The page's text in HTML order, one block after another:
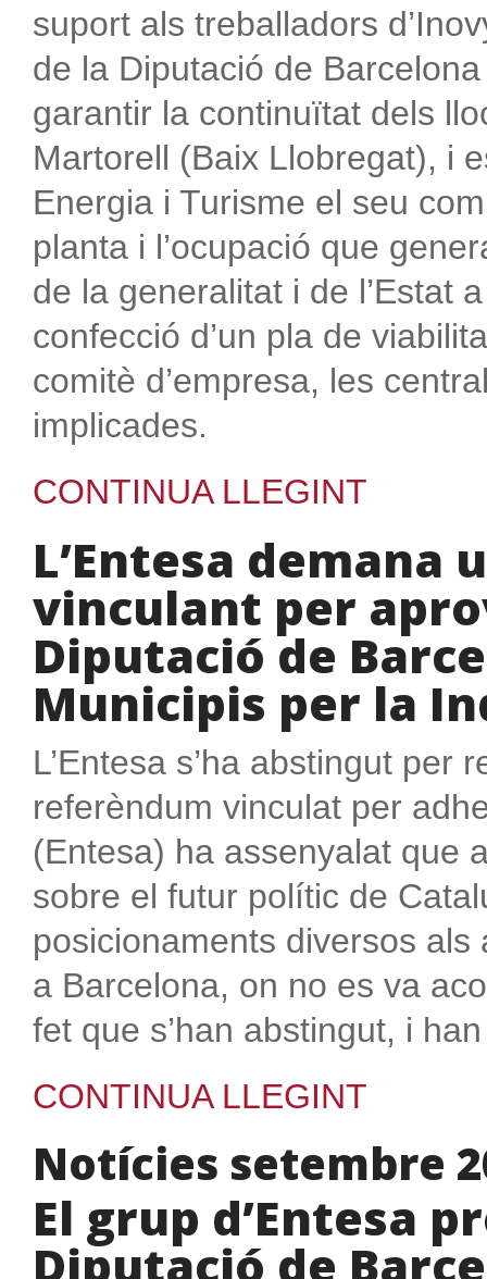
suport als treballadors
de la Diputació de
garantir la continuïtat dels
Martorell (Baix Llobregat), i
Energia i Turisme el seu
planta i l’ocupació que
de la generalitat i de l’Estat
confecció d’un pla de
comitè d’empresa, les
implicades.
CONTINUA LLEGINT
L’Entesa demana
vinculant per
Diputació de
Municipis per la
L’Entesa s’ha abstingut per
referèndum vinculat per
(Entesa) ha assenyalat que
sobre el futur polític de
posicionaments diversos
a Barcelona, on no es va
fet que s’han abstingut, i
CONTINUA LLEGINT
Notícies setembre
El grup d’Entesa
Diputació de